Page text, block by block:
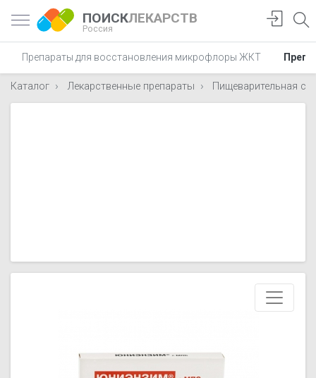
ПОИСКЛЕКАРСТВ
Россия
Препараты для восстановления микрофлоры ЖКТ
Каталог Лекарственные препараты Пищеварительная